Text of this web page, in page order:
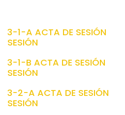
3-1-A ACTA DE SESIÓN
SESIÓN
3-1-B ACTA DE SESIÓN
SESIÓN
3-2-A ACTA DE SESIÓN
SESIÓN